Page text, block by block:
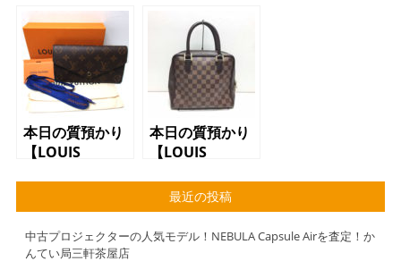
ス ネコ
2016】
ッグ シグネチ
ャー ピンク
本日の質預かり
【LOUIS
トフォイユ ジ
ャンヌ
M62155 モノ
本日の質預かり
【LOUIS
ヴィトン）ハン
ドバッグ
N51150 ブレ
最近の投稿
中古プロジェクターの人気モデル！NEBULA Capsule Airを査定！か
んてい局三軒茶屋店